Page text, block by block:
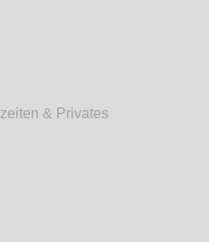
& Privates